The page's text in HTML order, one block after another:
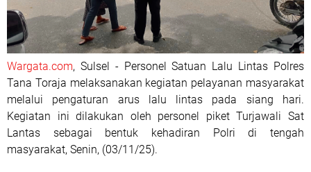
Wargata.com, Sulsel - Personel Satuan Lalu Lintas Polres
Tana Toraja melaksanakan kegiatan pelayanan masyarakat
melalui pengaturan arus lalu lintas pada siang hari.
Kegiatan ini dilakukan oleh personel piket Turjawali Sat
Lantas sebagai bentuk kehadiran Polri di tengah
masyarakat, Senin, (03/11/25).